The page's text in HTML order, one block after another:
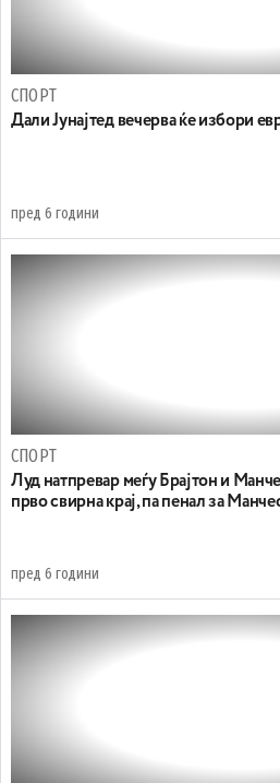
СПОРТ
Дали Јунајтед вечерва ќе избори
пред 6 години
СПОРТ
Луд натпревар меѓу Брајтон и
прво свирна крај, па пенал за
пред 6 години